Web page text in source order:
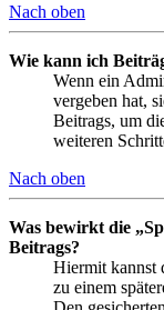
Nach oben
Wie kann ich
Wenn ein
vergeben hat,
Beitrags, um
weiteren
Nach oben
Was bewirkt die
Beitrags?
Hiermit kannst
zu einem